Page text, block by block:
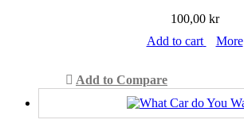
100,00 kr
Add to cart
More
Add to Compare